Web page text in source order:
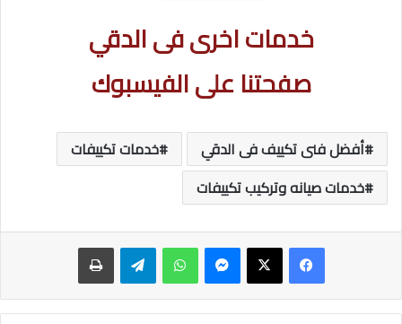
خدمات اخرى فى الدقي
صفحتنا على الفيسبوك
أفضل فنى تكييف فى الدقي
خدمات تكييفات
خدمات صيانه وتركيب تكييفات
ماسنجر واتساب تيلقرام طباعة